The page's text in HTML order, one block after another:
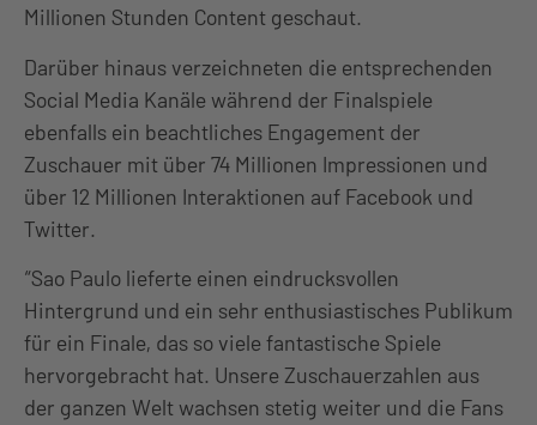
Millionen Stunden Content geschaut.
Darüber hinaus verzeichneten die entsprechenden
Social Media Kanäle während der Finalspiele
ebenfalls ein beachtliches Engagement der
Zuschauer mit über 74 Millionen Impressionen und
über 12 Millionen Interaktionen auf Facebook und
Twitter.
“Sao Paulo lieferte einen eindrucksvollen
Hintergrund und ein sehr enthusiastisches Publikum
für ein Finale, das so viele fantastische Spiele
hervorgebracht hat. Unsere Zuschauerzahlen aus
der ganzen Welt wachsen stetig weiter und die Fans